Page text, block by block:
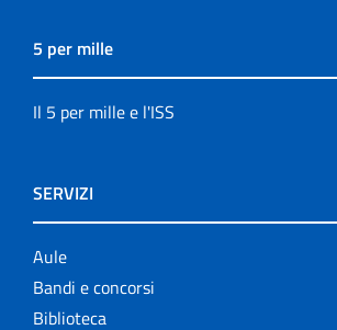
5 per mille
Il 5 per mille e l'ISS
SERVIZI
Aule
Bandi e concorsi
Biblioteca